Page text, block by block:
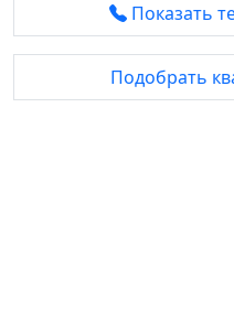
Показать
Подобрать